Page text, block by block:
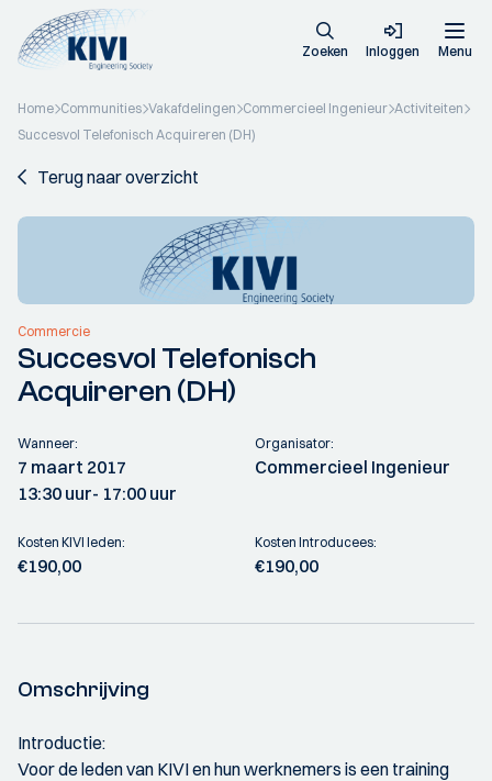
Zoeken Inloggen Menu
Home Communities Vakafdelingen Commercieel Ingenieur Activiteiten
Succesvol Telefonisch Acquireren (DH)
Terug naar overzicht
Commercie
Succesvol Telefonisch
Acquireren (DH)
Wanneer:
7 maart 2017
13:30 uur- 17:00 uur
Organisator:
Commercieel Ingenieur
Kosten KIVI leden:
€190,00
Kosten Introducees:
€190,00
Omschrijving
Introductie:
Voor de leden van KIVI en hun werknemers is een training